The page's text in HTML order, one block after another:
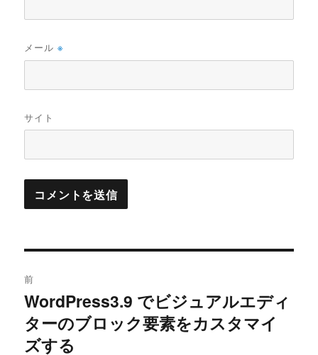
メール※
サイト
稿
ナ
前
過
去
の
WordPress3.9 でビジュアルエディ
ターのブロック要素をカスタマイ
ズする